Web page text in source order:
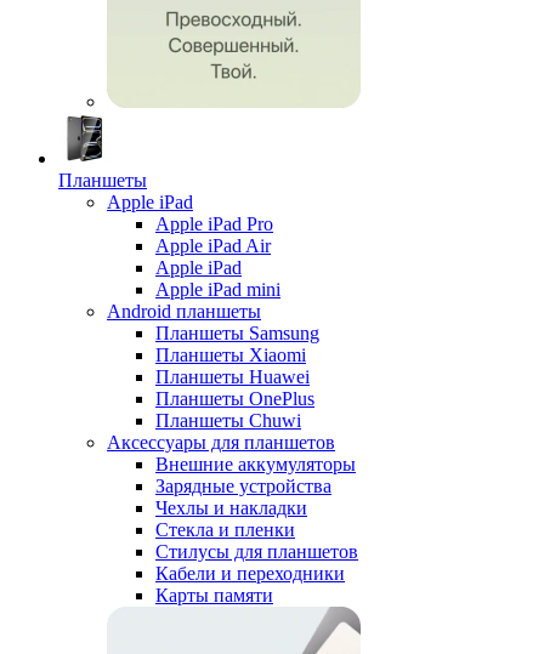
Планшеты
Apple iPad
Apple iPad Pro
Apple iPad Air
Apple iPad
Apple iPad mini
Android планшеты
Планшеты Samsung
Планшеты Xiaomi
Планшеты Huawei
Планшеты OnePlus
Планшеты Chuwi
Аксессуары для планшетов
Внешние аккумуляторы
Зарядные устройства
Чехлы и накладки
Стекла и пленки
Стилусы для планшетов
Кабели и переходники
Карты памяти